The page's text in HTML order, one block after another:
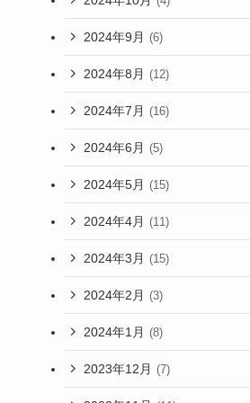
2024年9月 (6)
2024年8月 (12)
2024年7月 (16)
2024年6月 (5)
2024年5月 (15)
2024年4月 (11)
2024年3月 (15)
2024年2月 (3)
2024年1月 (8)
2023年12月 (7)